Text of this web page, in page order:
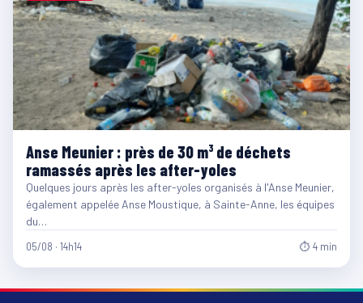
Anse Meunier : près de 30 m³ de déchets
ramassés après les after-yoles
Quelques jours après les after-yoles organisés à l'Anse Meunier,
également appelée Anse Moustique, à Sainte-Anne, les équipes
du…
05/08 · 14h14 ⏱ 4 min